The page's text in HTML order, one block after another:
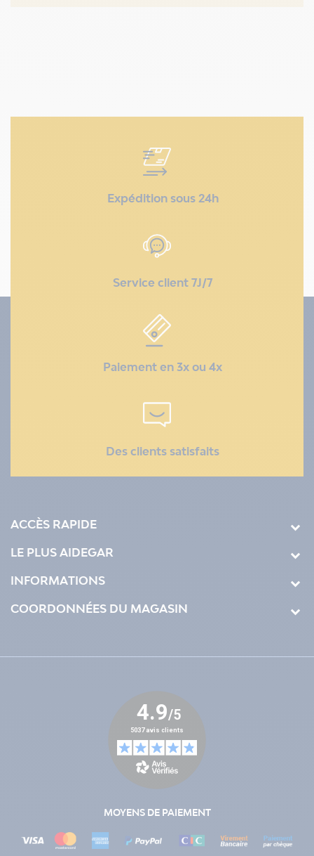
Expédition sous 24h
Service client 7J/7
Paiement en 3x ou 4x
Des clients satisfaits
ACCÈS RAPIDE
LE PLUS AIDEGAR
INFORMATIONS
COORDONNÉES DU MAGASIN
MOYENS DE PAIEMENT